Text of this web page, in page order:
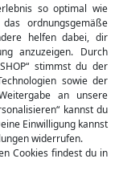
so optimal wie
ordnungsgemäße
helfen dabei, dir
anzuzeigen. Durch
stimmst du der
sowie der
an unsere
kannst du
Einwilligung kannst
widerrufen.
Cookies findest du in